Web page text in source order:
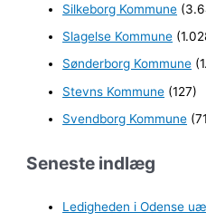
Silkeborg Kommune
Slagelse Kommune
Sønderborg Kommune
Stevns Kommune (127)
Svendborg Kommune
Seneste indlæg
Ledigheden i Odense